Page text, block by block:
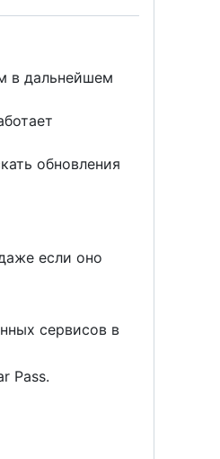
в дальнейшем
обновления
если оно
сервисов в
Pass.